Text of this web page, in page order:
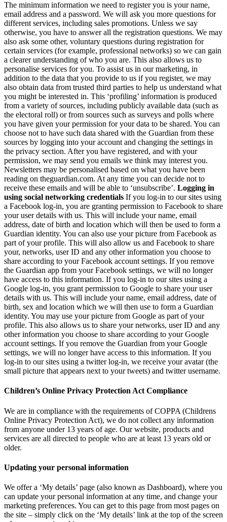
The minimum information we need to register you is your name,
email address and a password. We will ask you more questions for
different services, including sales promotions. Unless we say
otherwise, you have to answer all the registration questions. We may
also ask some other, voluntary questions during registration for
certain services (for example, professional networks) so we can gain
a clearer understanding of who you are. This also allows us to
personalise services for you. To assist us in our marketing, in
addition to the data that you provide to us if you register, we may
also obtain data from trusted third parties to help us understand what
you might be interested in. This ‘profiling’ information is produced
from a variety of sources, including publicly available data (such as
the electoral roll) or from sources such as surveys and polls where
you have given your permission for your data to be shared. You can
choose not to have such data shared with the Guardian from these
sources by logging into your account and changing the settings in
the privacy section. After you have registered, and with your
permission, we may send you emails we think may interest you.
Newsletters may be personalised based on what you have been
reading on theguardian.com. At any time you can decide not to
receive these emails and will be able to ‘unsubscribe’. Logging in
using social networking credentials If you log-in to our sites using
a Facebook log-in, you are granting permission to Facebook to share
your user details with us. This will include your name, email
address, date of birth and location which will then be used to form a
Guardian identity. You can also use your picture from Facebook as
part of your profile. This will also allow us and Facebook to share
your, networks, user ID and any other information you choose to
share according to your Facebook account settings. If you remove
the Guardian app from your Facebook settings, we will no longer
have access to this information. If you log-in to our sites using a
Google log-in, you grant permission to Google to share your user
details with us. This will include your name, email address, date of
birth, sex and location which we will then use to form a Guardian
identity. You may use your picture from Google as part of your
profile. This also allows us to share your networks, user ID and any
other information you choose to share according to your Google
account settings. If you remove the Guardian from your Google
settings, we will no longer have access to this information. If you
log-in to our sites using a twitter log-in, we receive your avatar (the
small picture that appears next to your tweets) and twitter username.
Children’s Online Privacy Protection Act Compliance
We are in compliance with the requirements of COPPA (Childrens
Online Privacy Protection Act), we do not collect any information
from anyone under 13 years of age. Our website, products and
services are all directed to people who are at least 13 years old or
older.
Updating your personal information
We offer a ‘My details’ page (also known as Dashboard), where you
can update your personal information at any time, and change your
marketing preferences. You can get to this page from most pages on
the site – simply click on the ‘My details’ link at the top of the screen